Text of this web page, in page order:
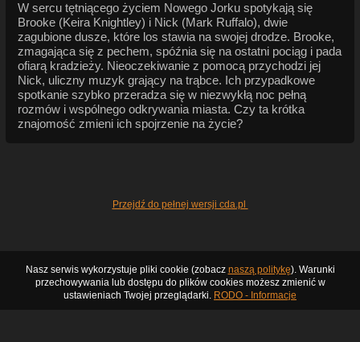
W sercu tętniącego życiem Nowego Jorku spotykają się
Brooke (Keira Knightley) i Nick (Mark Ruffalo), dwie
zagubione dusze, które los stawia na swojej drodze. Brooke,
zmagająca się z pechem, spóźnia się na ostatni pociąg i pada
ofiarą kradzieży. Nieoczekiwanie z pomocą przychodzi jej
Nick, uliczny muzyk grający na trąbce. Ich przypadkowe
spotkanie szybko przeradza się w niezwykłą noc pełną
rozmów i wspólnego odkrywania miasta. Czy ta krótka
znajomość zmieni ich spojrzenie na życie?
Przejdź do pełnej wersji cda.pl
Nasz serwis wykorzystuje pliki cookie (zobacz naszą politykę). Warunki
przechowywania lub dostępu do plików cookies możesz zmienić w
ustawieniach Twojej przeglądarki. RODO - Informacje